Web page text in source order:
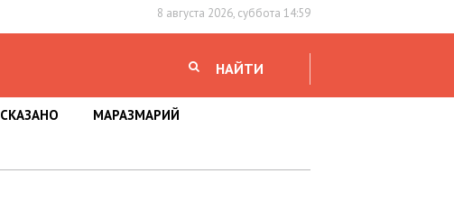
8 августа 2026, суббота 14:59
НАЙТИ
СКАЗАНО МАРАЗМАРИЙ